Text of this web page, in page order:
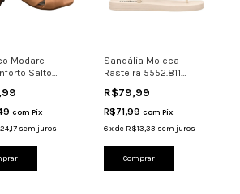
Modare
Salto
com Pix
sem juros
Sandália Moleca
Rasteira 5552.811
R$79,99
R$71,99 com Pix
6xde R$13,33 sem juros
Comprar